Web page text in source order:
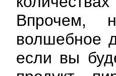
Впрочем,
волшебное
если вы